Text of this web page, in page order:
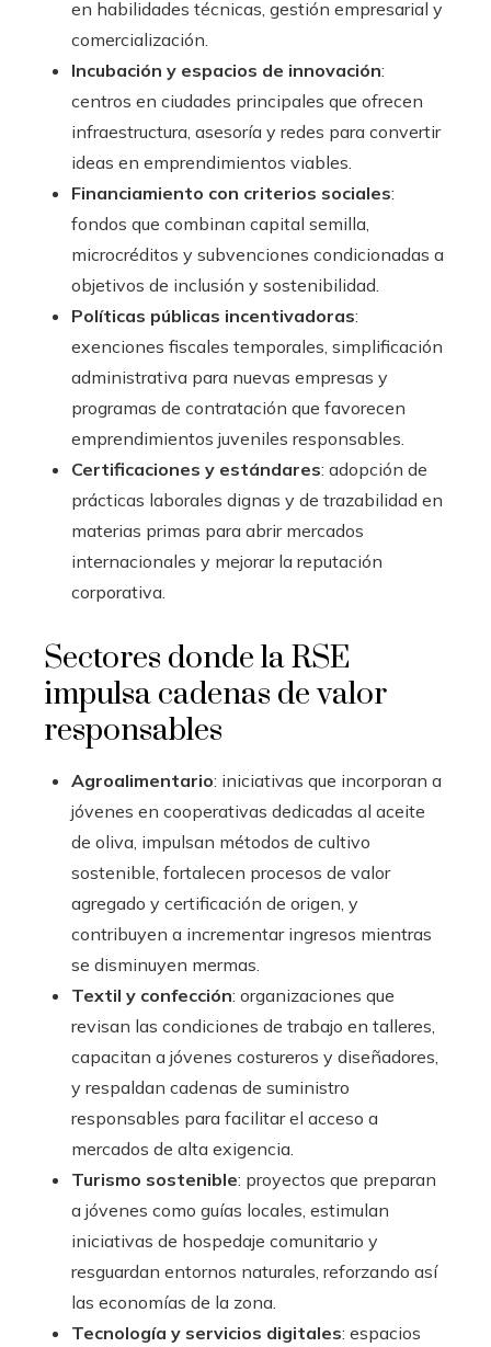
en habilidades técnicas, gestión empresarial y
comercialización.
Incubación y espacios de innovación:
centros en ciudades principales que ofrecen
infraestructura, asesoría y redes para convertir
ideas en emprendimientos viables.
Financiamiento con criterios sociales:
fondos que combinan capital semilla,
microcréditos y subvenciones condicionadas a
objetivos de inclusión y sostenibilidad.
Políticas públicas incentivadoras:
exenciones fiscales temporales, simplificación
administrativa para nuevas empresas y
programas de contratación que favorecen
emprendimientos juveniles responsables.
Certificaciones y estándares: adopción de
prácticas laborales dignas y de trazabilidad en
materias primas para abrir mercados
internacionales y mejorar la reputación
corporativa.
Sectores donde la RSE
impulsa cadenas de valor
responsables
Agroalimentario: iniciativas que incorporan a
jóvenes en cooperativas dedicadas al aceite
de oliva, impulsan métodos de cultivo
sostenible, fortalecen procesos de valor
agregado y certificación de origen, y
contribuyen a incrementar ingresos mientras
se disminuyen mermas.
Textil y confección: organizaciones que
revisan las condiciones de trabajo en talleres,
capacitan a jóvenes costureros y diseñadores,
y respaldan cadenas de suministro
responsables para facilitar el acceso a
mercados de alta exigencia.
Turismo sostenible: proyectos que preparan
a jóvenes como guías locales, estimulan
iniciativas de hospedaje comunitario y
resguardan entornos naturales, reforzando así
las economías de la zona.
Tecnología y servicios digitales: espacios